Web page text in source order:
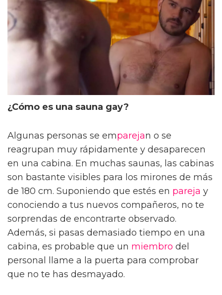
¿Cómo es una sauna gay?
Algunas personas se emparejan o se
reagrupan muy rápidamente y desaparecen
en una cabina. En muchas saunas, las cabinas
son bastante visibles para los mirones de más
de 180 cm. Suponiendo que estés en pareja y
conociendo a tus nuevos compañeros, no te
sorprendas de encontrarte observado.
Además, si pasas demasiado tiempo en una
cabina, es probable que un miembro del
personal llame a la puerta para comprobar
que no te has desmayado.